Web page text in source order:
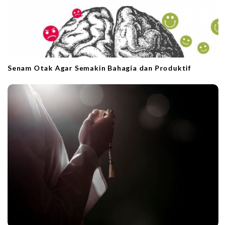
Senam Otak Agar Semakin Bahagia dan Produktif